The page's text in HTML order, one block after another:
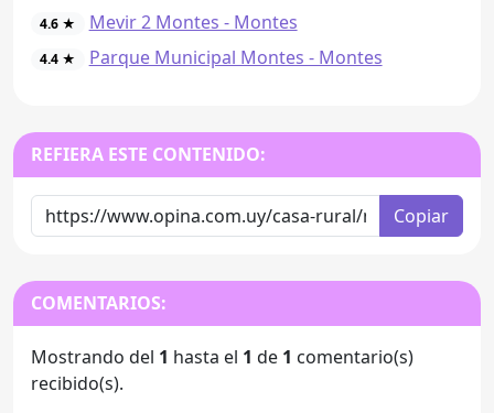
4.6 ★ Mevir 2 Montes - Montes
4.4 ★ Parque Municipal Montes - Montes
REFIERA ESTE CONTENIDO:
Copiar
COMENTARIOS:
Mostrando del 1 hasta el 1 de 1 comentario(s)
recibido(s).